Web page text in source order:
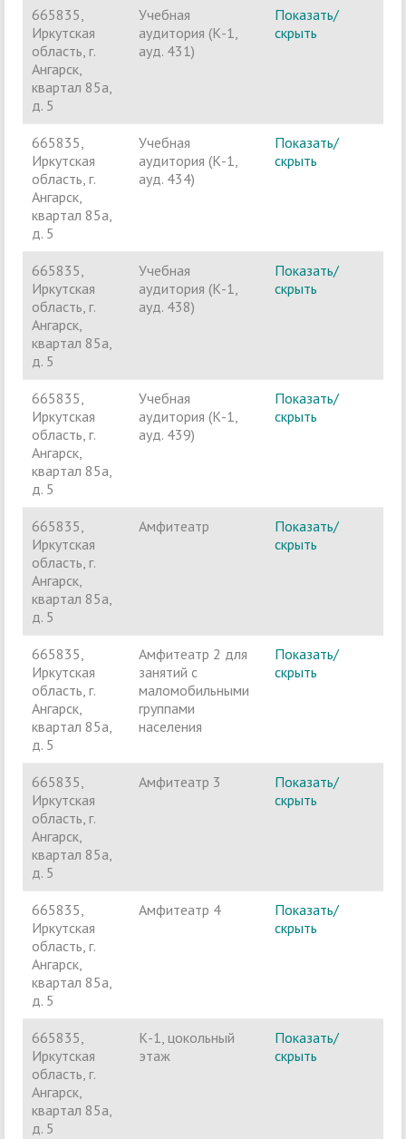
665835,
Иркутская
область, г.
Ангарск,
квартал 85а,
д. 5
Учебная
аудитория (К-1,
ауд. 431)
Показать/
скрыть
665835,
Иркутская
область, г.
Ангарск,
квартал 85а,
д. 5
Учебная
аудитория (К-1,
ауд. 434)
Показать/
скрыть
665835,
Иркутская
область, г.
Ангарск,
квартал 85а,
д. 5
Учебная
аудитория (К-1,
ауд. 438)
Показать/
скрыть
665835,
Иркутская
область, г.
Ангарск,
квартал 85а,
д. 5
Учебная
аудитория (К-1,
ауд. 439)
Показать/
скрыть
665835,
Иркутская
область, г.
Ангарск,
квартал 85а,
д. 5
Амфитеатр
Показать/
скрыть
665835,
Иркутская
область, г.
Ангарск,
квартал 85а,
д. 5
Амфитеатр 2 для
занятий с
маломобильными
группами
населения
Показать/
скрыть
665835,
Иркутская
область, г.
Ангарск,
квартал 85а,
д. 5
Амфитеатр 3
Показать/
скрыть
665835,
Иркутская
область, г.
Ангарск,
квартал 85а,
д. 5
Амфитеатр 4
Показать/
скрыть
665835,
Иркутская
область, г.
Ангарск,
квартал 85а,
д. 5
К-1, цокольный
этаж
Показать/
скрыть